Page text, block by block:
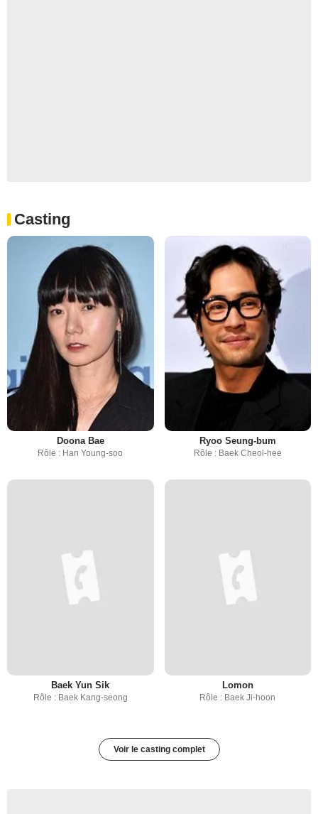
Casting
Doona Bae
Rôle : Han Young-soo
Ryoo Seung-bum
Rôle : Baek Cheol-hee
Baek Yun Sik
Rôle : Baek Kang-seong
Lomon
Rôle : Baek Ji-hoon
Voir le casting complet